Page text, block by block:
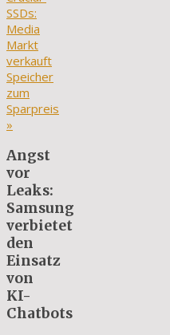
SSDs:
Media
Markt
verkauft
Speicher
zum
Sparpreis
»
Angst
vor
Leaks:
Samsung
verbietet
den
Einsatz
von
KI-
Chatbots